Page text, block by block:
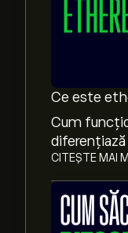
Ce este
Cum
CITEȘTE MAI